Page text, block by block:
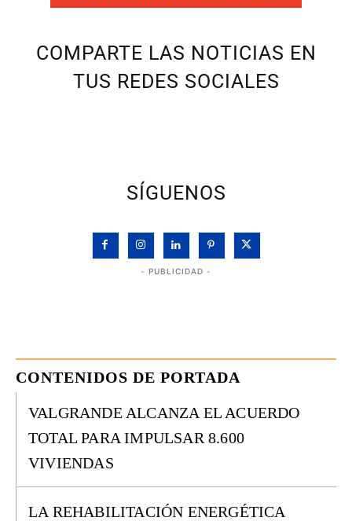
COMPARTE LAS NOTICIAS EN
TUS REDES SOCIALES
SÍGUENOS
- PUBLICIDAD -
CONTENIDOS DE PORTADA
VALGRANDE ALCANZA EL ACUERDO
TOTAL PARA IMPULSAR 8.600
VIVIENDAS
LA REHABILITACIÓN ENERGÉTICA